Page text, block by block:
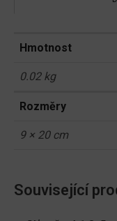
Hmotnost
0.02 kg
Rozměry
9 × 20 cm
Související